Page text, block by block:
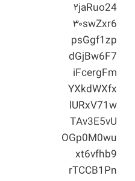
۲jaRuo24
۳۰swZxr6
psGgf1zp
dGjBw6F7
iFcergFm
YXkdWXfx
lURxV71w
TAv3E5vU
OGp0M0wu
xt6vfhb9
rTCCB1Pn